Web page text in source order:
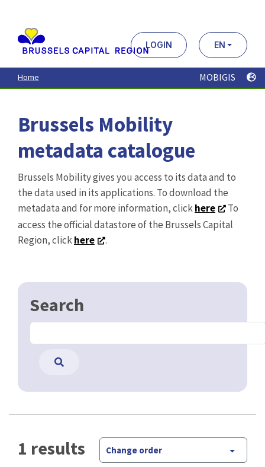
contenu
principal
LOGIN EN
Home MOBIGIS
Brussels Mobility
metadata catalogue
Brussels Mobility gives you access to its data and to
the data used in its applications. To download the
metadata and for more information, clickhere
To
access the official datastore of the Brussels Capital
Region, clickhere .
Search
1 results Change order